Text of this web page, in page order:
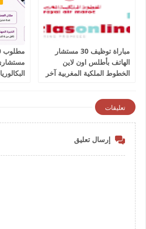
مباراة توظيف 30 مستشار
الهاتف بأطلس اون لاين
الخطوط الملكية المغربية آخر
تعليقات
إرسال تعليق